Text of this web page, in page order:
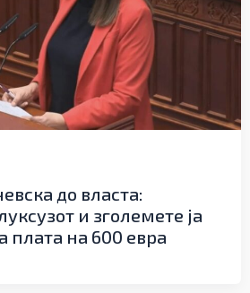
до власта:
и зголемете ја
на 600 евра